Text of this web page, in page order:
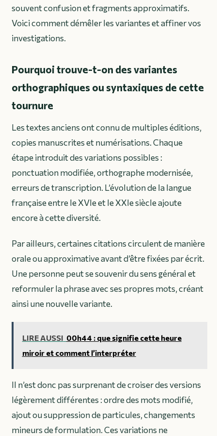
souvent confusion et fragments approximatifs.
Voici comment démêler les variantes et affiner vos
investigations.
Pourquoi trouve-t-on des variantes
orthographiques ou syntaxiques de cette
tournure
Les textes anciens ont connu de multiples éditions,
copies manuscrites et numérisations. Chaque
étape introduit des variations possibles :
ponctuation modifiée, orthographe modernisée,
erreurs de transcription. L’évolution de la langue
française entre le XVIe et le XXIe siècle ajoute
encore à cette diversité.
Par ailleurs, certaines citations circulent de manière
orale ou approximative avant d’être fixées par écrit.
Une personne peut se souvenir du sens général et
reformuler la phrase avec ses propres mots, créant
ainsi une nouvelle variante.
LIRE AUSSI 00h44 : que signifie cette heure
miroir et comment l’interpréter
Il n’est donc pas surprenant de croiser des versions
légèrement différentes : ordre des mots modifié,
ajout ou suppression de particules, changements
mineurs de formulation. Ces variations ne